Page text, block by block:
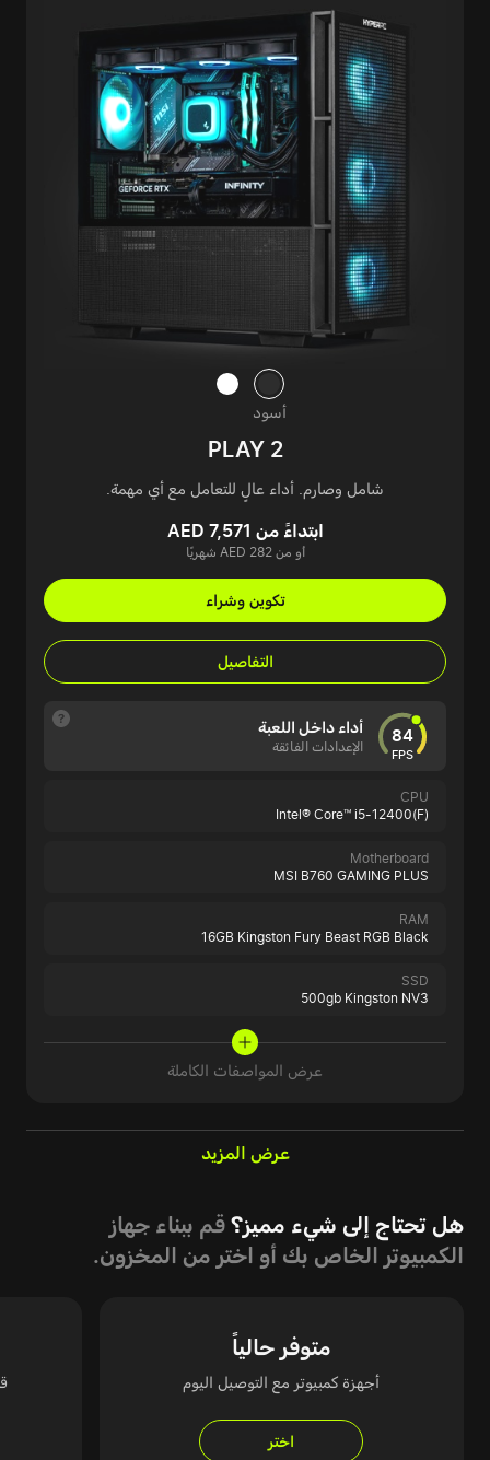
أسود
PLAY 2
شامل وصارم. أداء عالٍ للتعامل مع أي مهمة.
ابتداءً من AED 7,571
أو من AED 282 شهريًا
تكوين وشراء
التفاصيل
84
FPS
أداء داخل اللعبة
الإعدادات الفائقة
CPU
Intel® Core™ i5-12400(F)
Motherboard
MSI B760 GAMING PLUS
RAM
16GB Kingston Fury Beast RGB Black
SSD
500gb Kingston NV3
عرض المواصفات الكاملة
عرض المزيد
هل تحتاج إلى شيء مميز؟ قم ببناء جهاز
الكمبيوتر الخاص بك أو اختر من المخزون.
متوفر حالياً
أجهزة كمبيوتر مع التوصيل اليوم
اختر